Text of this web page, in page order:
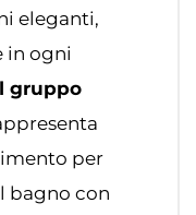
eleganti,
in ogni
gruppo
per
bagno con